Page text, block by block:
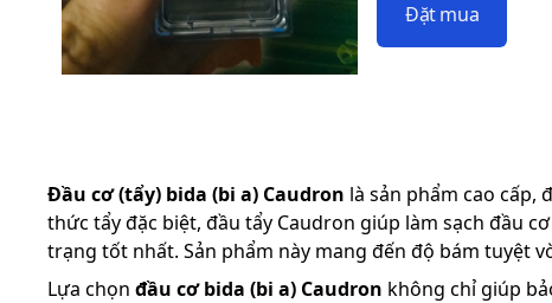
Đặt mua
Đầu cơ (tẩy) bida (bi a) Caudron là sản phẩm cao cấp,
thức tẩy đặc biệt, đầu tẩy Caudron giúp làm sạch đầu
trạng tốt nhất. Sản phẩm này mang đến độ bám tuyệt
Lựa chọn đầu cơ bida (bi a) Caudron không chỉ giúp